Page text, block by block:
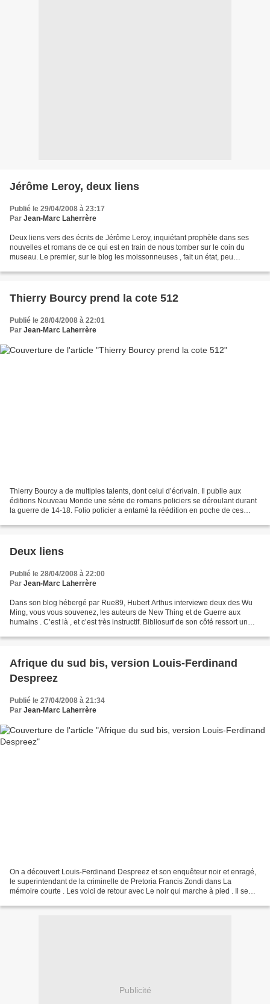
Jérôme Leroy, deux liens
Publié le 29/04/2008 à 23:17
Par Jean-Marc Laherrère
Deux liens vers des écrits de Jérôme Leroy, inquiétant prophète dans ses
nouvelles et romans de ce qui est en train de nous tomber sur le coin du
museau. Le premier, sur le blog les moissonneuses , fait un état, peu
Thierry Bourcy prend la cote 512
Publié le 28/04/2008 à 22:01
Par Jean-Marc Laherrère
Thierry Bourcy a de multiples talents, dont celui d’écrivain. Il publie aux
éditions Nouveau Monde une série de romans policiers se déroulant durant
la guerre de 14-18. Folio policier a entamé la réédition en poche de ces
Deux liens
Publié le 28/04/2008 à 22:00
Par Jean-Marc Laherrère
Dans son blog hébergé par Rue89, Hubert Arthus interviewe deux des Wu
Ming, vous vous souvenez, les auteurs de New Thing et de Guerre aux
humains . C’est là , et c’est très instructif. Bibliosurf de son côté ressort un
Afrique du sud bis, version Louis-Ferdinand
Despreez
Publié le 27/04/2008 à 21:34
Par Jean-Marc Laherrère
On a découvert Louis-Ferdinand Despreez et son enquêteur noir et enragé,
le superintendant de la criminelle de Pretoria Francis Zondi dans La
mémoire courte . Les voici de retour avec Le noir qui marche à pied . Il se
Publicité